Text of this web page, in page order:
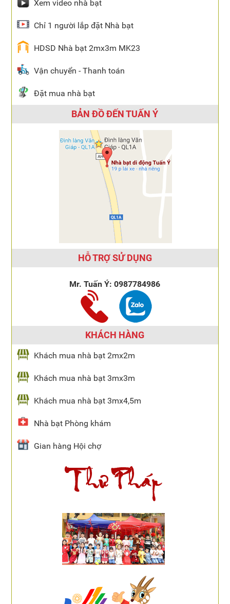
Xem video nhà bạt
Chỉ 1 người lắp đặt Nhà bạt
HDSD Nhà bạt 2mx3m MK23
Vận chuyển - Thanh toán
Đặt mua nhà bạt
BẢN ĐỒ ĐẾN TUẤN Ý
HỖ TRỢ SỬ DỤNG
Mr. Tuấn Ý:0987784986
KHÁCH HÀNG
Khách mua nhà bạt 2mx2m
Khách mua nhà bạt 3mx3m
Khách mua nhà bạt 3mx4,5m
Nhà bạt Phòng khám
Gian hàng Hội chợ